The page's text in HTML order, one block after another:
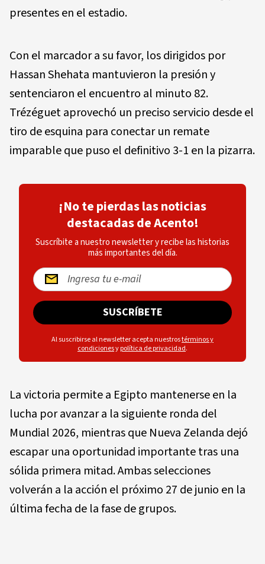
presentes en el estadio.
Con el marcador a su favor, los dirigidos por
Hassan Shehata mantuvieron la presión y
sentenciaron el encuentro al minuto 82.
Trézéguet aprovechó un preciso servicio desde el
tiro de esquina para conectar un remate
imparable que puso el definitivo 3-1 en la pizarra.
¡No te pierdas las noticias
destacadas de Acento!
Suscríbite a nuestro newsletter y recibe las historias
más importantes del día.
SUSCRÍBETE
Al suscribirse al newsletter acepta nuestrostérminos y
condicionesypolítica de privacidad.
La victoria permite a Egipto mantenerse en la
lucha por avanzar a la siguiente ronda del
Mundial 2026, mientras que Nueva Zelanda dejó
escapar una oportunidad importante tras una
sólida primera mitad. Ambas selecciones
volverán a la acción el próximo 27 de junio en la
última fecha de la fase de grupos.